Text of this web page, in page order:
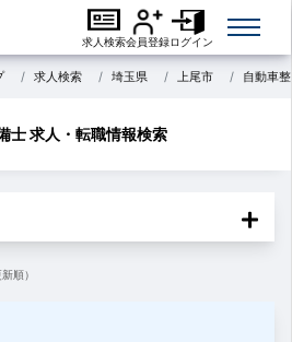
求人検索会員登録ログイン
求人検索 埼玉県 上尾市 自動車
士 求人・転職情報検索
順）